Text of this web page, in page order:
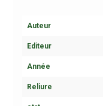
Auteur
Editeur
Année
Reliure